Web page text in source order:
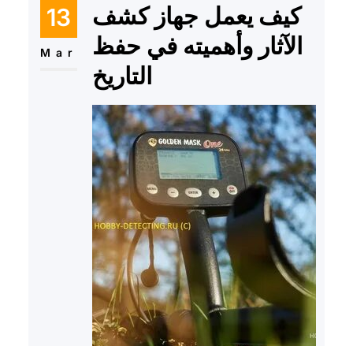
13
Mar
كيف يعمل جهاز كشف
الآثار وأهميته في حفظ
التاريخ